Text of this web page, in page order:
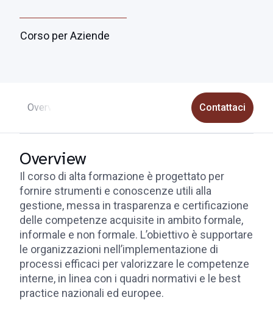
Corso per Aziende
Overview Iscrizioni e info utili
Contattaci
Overview
Il corso di alta formazione è progettato per
fornire strumenti e conoscenze utili alla
gestione, messa in trasparenza e certificazione
delle competenze acquisite in ambito formale,
informale e non formale. L’obiettivo è supportare
le organizzazioni nell’implementazione di
processi efficaci per valorizzare le competenze
interne, in linea con i quadri normativi e le best
practice nazionali ed europee.